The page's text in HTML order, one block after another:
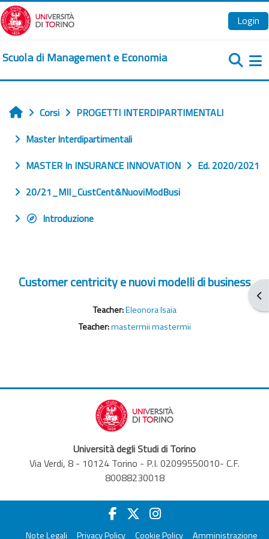
Vai al contenuto principale
Login
Scuola di Management e Economia
Home
Corsi
PROGETTI INTERDIPARTIMENTALI
Master Interdipartimentali
MASTER In INSURANCE INNOVATION
Ed. 2020/2021
20/21_MII_CustCent&NuoviModBusi
Introduzione
Customer centricity e nuovi modelli di business
Teacher:Eleonora Isaia
Teacher:mastermii mastermii
Università degli Studi di Torino
Via Verdi, 8 - 10124 Torino - P.I. 02099550010- C.F.
80088230018
Note Legali Privacy Policy Cookie Policy Amministrazione